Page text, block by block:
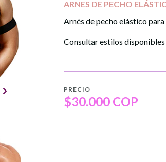
ARNES DE PECHO
Arnés de pecho elástico
Consultar estilos
PRECIO
$30.000 COP